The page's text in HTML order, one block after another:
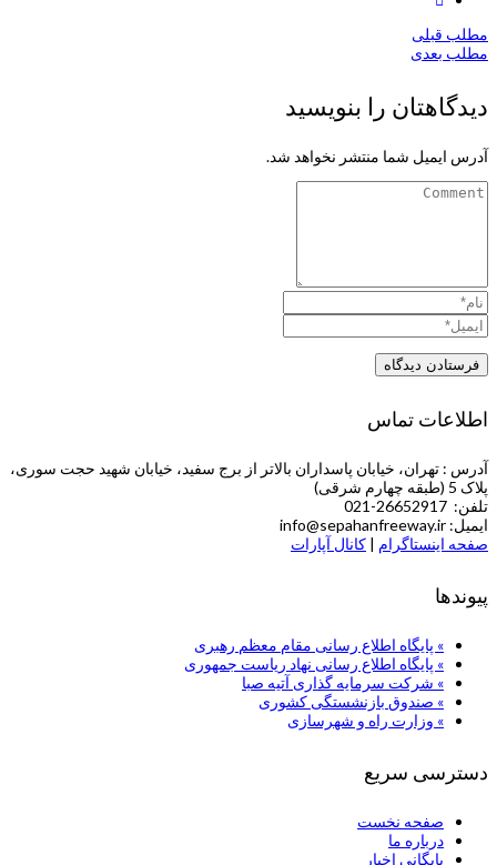
مطلب قبلی
مطلب بعدی
دیدگاهتان را بنویسید
آدرس ایمیل شما منتشر نخواهد شد.
اطلاعات تماس
آدرس : تهران، خیابان پاسداران بالاتر از برج سفید، خیابان شهید حجت سوری،
پلاک 5 (طبقه چهارم شرقی)
تلفن: 26652917-021
ایمیل: info@sepahanfreeway.ir
صفحه اینستاگرام | کانال آپارات
پیوندها
» پایگاه اطلاع رسانی مقام معظم رهبری
» پایگاه اطلاع رسانی نهاد ریاست جمهوری
» شركت سرمایه گذاری آتیه صبا
» صندوق بازنشستگی کشوری
» وزارت راه و شهرسازی
دسترسی سریع
صفحه نخست
درباره ما
بایگانی اخبار